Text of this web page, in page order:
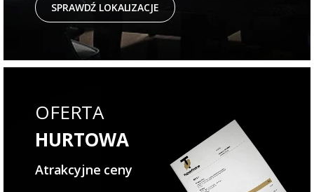
SPRAWDŹ LOKALIZACJE
OFERTA
HURTOWA
Atrakcyjne ceny